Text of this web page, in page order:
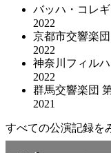
バッハ・コレ
2022
京都市交響楽
2022
神奈川フィル
2022
群馬交響楽団
2021
すべての公演記録を